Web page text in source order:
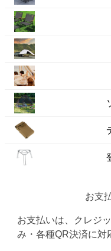
お支
お支払いは、クレジ
み・各種QR決済に対